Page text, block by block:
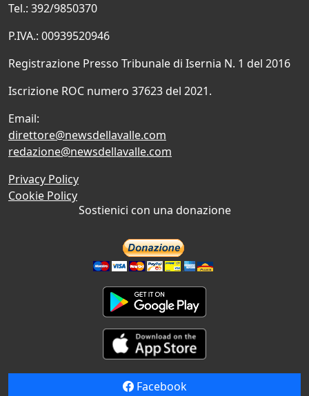
Tel.: 392/9850370
P.IVA.: 00939520946
Registrazione Presso Tribunale di Isernia N. 1 del 2016
Iscrizione ROC numero 37623 del 2021.
Email:
direttore@newsdellavalle.com
redazione@newsdellavalle.com
Privacy Policy
Cookie Policy
Sostienici con una donazione
Facebook